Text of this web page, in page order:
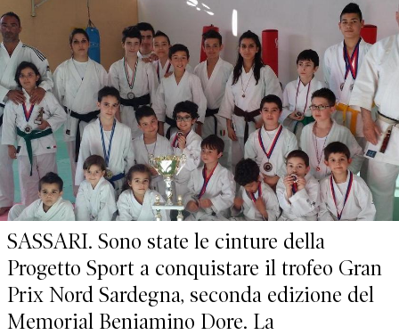
SASSARI. Sono state le cinture della
Progetto Sport a conquistare il trofeo Gran
Prix Nord Sardegna, seconda edizione del
Memorial Beniamino Dore. La